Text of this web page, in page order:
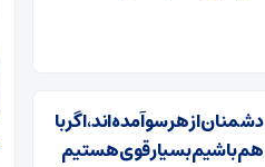
دشمنان از هر سو آمده‌اند، اگر با
هم باشیم بسیار قوی هستیم